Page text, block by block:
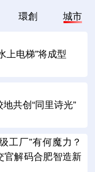
環創 城市
上电梯”将成型
共创“同里诗光”
工厂”有何魔力？
官解码合肥智造新